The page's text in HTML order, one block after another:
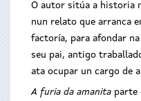
O autor sitúa a historia
nun relato que arranca
factoría, para afondar
seu pai, antigo
ata ocupar un cargo de
A furia da amanita parte